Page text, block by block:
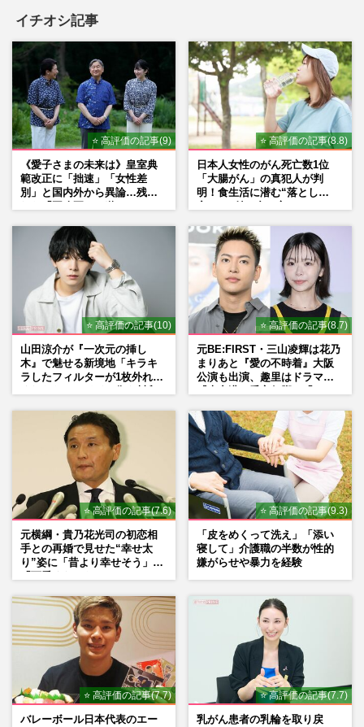
イチオシ記事
⭐ 高評価の記事(9)
《愛子さまの未来は》皇室典
範改正に「拙速」「女性差
別」と国内外から異論…残さ
⭐ 高評価の記事(8.8)
日本人女性のがん死亡数1位
「大腸がん」の真犯人が判
明！食生活に潜む“落とし
⭐ 高評価の記事(10)
山田涼介が『一次元の挿し
木』で魅せる新境地「キラキ
ラしたフィルターが1枚外れて
⭐ 高評価の記事(8.7)
元BE:FIRST・三山凌輝は花乃
まりあと『愛の不時着』大阪
公演も出演、趣里はドラマ
⭐ 高評価の記事(7.6)
元横綱・貴乃花光司の初恋相
手との再婚で見せた“幸せ太
り”姿に「昔より幸せそう」
⭐ 高評価の記事(9.3)
「皮をめくって洗え」「添い
寝して」介護職の半数が性的
嫌がらせや暴力を経験
⭐ 高評価の記事(7.7)
バレーボール日本代表のエー
⭐ 高評価の記事(7.7)
乳がん患者の乳輪を取り戻